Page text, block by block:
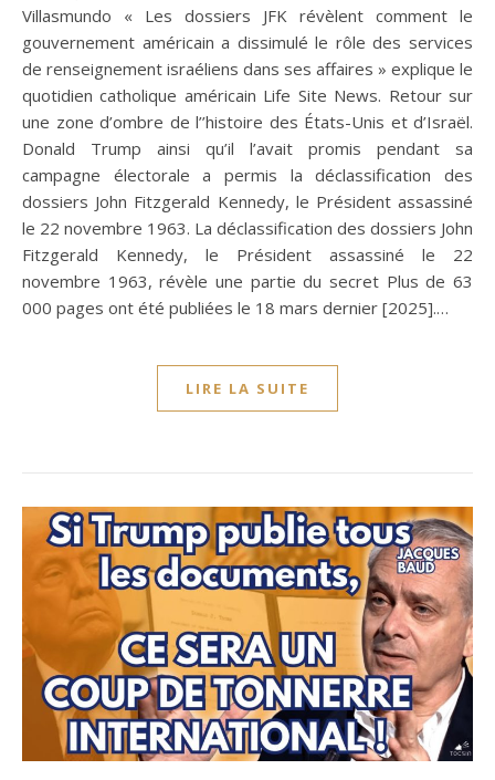
Villasmundo « Les dossiers JFK révèlent comment le
gouvernement américain a dissimulé le rôle des services
de renseignement israéliens dans ses affaires » explique le
quotidien catholique américain Life Site News. Retour sur
une zone d’ombre de l’’histoire des États-Unis et d’Israël.
Donald Trump ainsi qu’il l’avait promis pendant sa
campagne électorale a permis la déclassification des
dossiers John Fitzgerald Kennedy, le Président assassiné
le 22 novembre 1963. La déclassification des dossiers John
Fitzgerald Kennedy, le Président assassiné le 22
novembre 1963, révèle une partie du secret Plus de 63
000 pages ont été publiées le 18 mars dernier [2025].…
LIRE LA SUITE